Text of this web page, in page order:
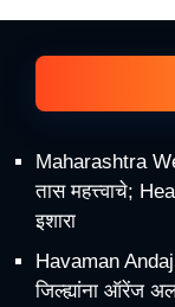
Maharashtra
तास महत्त्वाचे;
इशारा
Havaman Andaj
जिल्ह्यांना ऑरेंज